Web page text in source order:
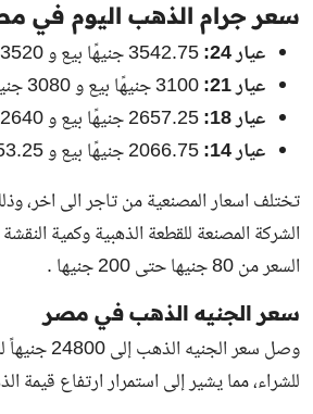
سعر جرام الذهب اليوم في
عيار 24:
عيار 21:
3100جنيهًا بيع و 3080 جنيهًا شراء..
عيار 18:
عيار 14:
تختلف اسعار المصنعية من تاجر الى اخر،
الشركة المصنعة للقطعة الذهبية وكمية
السعر من 80 جنيها حتى 200 جنيها .
سعر الجنيه الذهب في مصر
للشراء، مما يشير إلى استمرار ارتفاع